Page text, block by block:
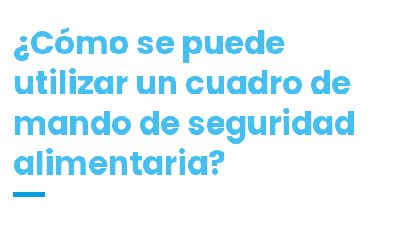
¿Cómo se puede
utilizar un cuadro de
mando de seguridad
alimentaria?